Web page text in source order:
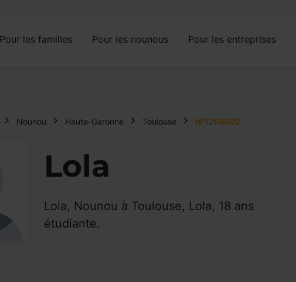
Pour les familles Pour les nounous Pour les entreprises
Nounou Haute-Garonne Toulouse N°1256902
Lola
Lola, Nounou à Toulouse, Lola, 18 ans
étudiante.